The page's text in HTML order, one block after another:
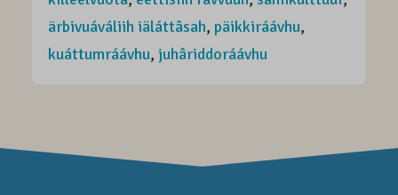
ärbivuáváliih iäláttâsah, päikkiráávhu,
kuáttumráávhu, juhâriddoráávhu